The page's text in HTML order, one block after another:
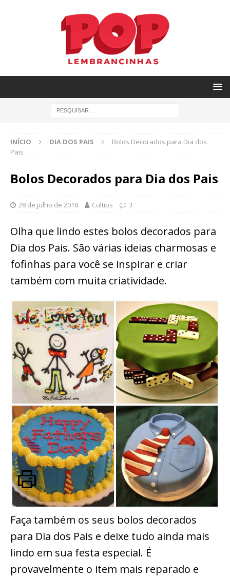
INÍCIO DIA DOS PAIS
Bolos Decorados para Dia dos
Pais
Bolos Decorados para Dia dos Pais
28 de julho de 2018 Cultips 3
Olha que lindo estes bolos decorados para
Dia dos Pais. São várias ideias charmosas e
fofinhas para você se inspirar e criar
também com muita criatividade.
Faça também os seus bolos decorados
para Dia dos Pais e deixe tudo ainda mais
lindo em sua festa especial. É
provavelmente o item mais reparado e